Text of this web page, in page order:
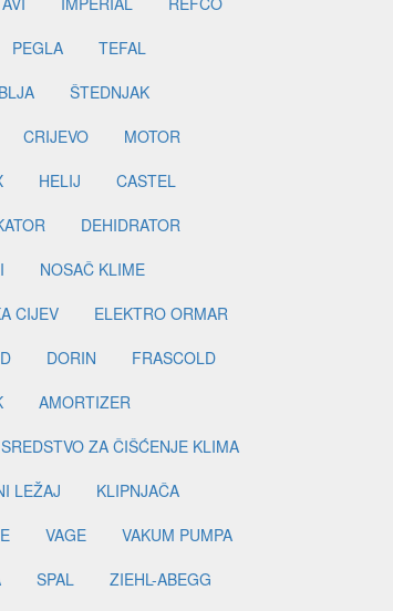
PEGLA
TEFAL
ŠTEDNJAK
CRIJEVO
MOTOR
HELIJ
CASTEL
DEHIDRATOR
NOSAČ KLIME
CIJEV
ELEKTRO ORMAR
DORIN
FRASCOLD
AMORTIZER
SREDSTVO ZA ČIŠĆENJE KLIMA
LEŽAJ
KLIPNJAČA
VAGE
VAKUM PUMPA
SPAL
ZIEHL-ABEGG